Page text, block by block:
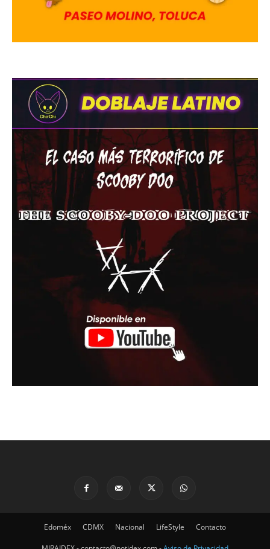
Edoméx CDMX Nacional LifeStyle Contacto